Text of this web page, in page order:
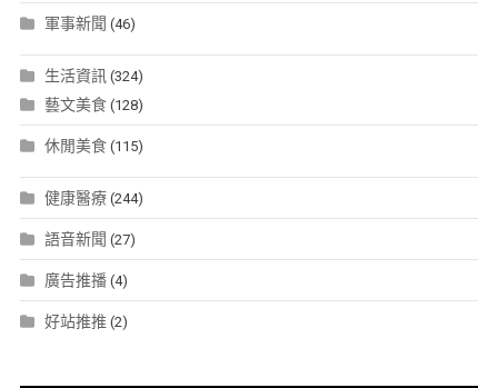
軍事新聞 (46)
生活資訊 (324)
藝文美食(128)
休閒美食(115)
健康醫療(244)
語音新聞 (27)
廣告推播(4)
好站推推 (2)